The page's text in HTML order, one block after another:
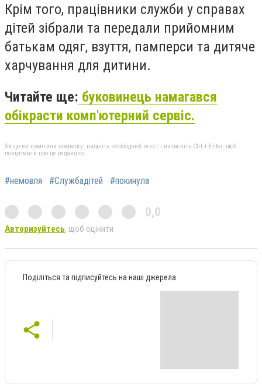
Крім того, працівники служби у справах
дітей зібрали та передали прийомним
батькам одяг, взуття, памперси та дитяче
харчування для дитини.
Читайте ще: буковинець намагався
обікрасти комп'ютерний сервіс.
Якщо ви помітили помилку, виділіть необхідний текст і натисніть Ctrl + Enter, щоб
повідомити про це редакцію
#немовля #Службадітей #покинула
0,0
Авторизуйтесь, щоб оцінити
Поділіться та підписуйтесь на наші джерела